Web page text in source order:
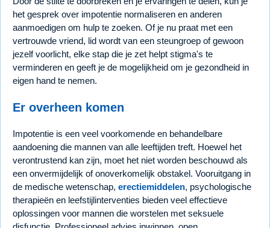
het gesprek over impotentie normaliseren en anderen
aanmoedigen om hulp te zoeken. Of je nu praat met een
vertrouwde vriend, lid wordt van een steungroep of gewoon
jezelf voorlicht, elke stap die je zet helpt stigma's te
verminderen en geeft je de mogelijkheid om je gezondheid in
eigen hand te nemen.
Er overheen komen
Impotentie is een veel voorkomende en behandelbare
aandoening die mannen van alle leeftijden treft. Hoewel het
verontrustend kan zijn, moet het niet worden beschouwd als
een onvermijdelijk of onoverkomelijk obstakel. Vooruitgang in
de medische wetenschap, erectiemiddelen, psychologische
therapieën en leefstijlinterventies bieden veel effectieve
oplossingen voor mannen die worstelen met seksuele